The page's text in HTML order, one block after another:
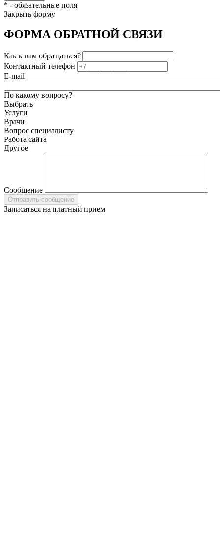
* - обязательные поля
Закрыть форму
ФОРМА ОБРАТНОЙ СВЯЗИ
Как к вам обращаться?
Контактный телефон
E-mail
По какому вопросу?
Выбрать
Услуги
Врачи
Вопрос специалисту
Работа сайта
Другое
Сообщение
Записаться на платный прием